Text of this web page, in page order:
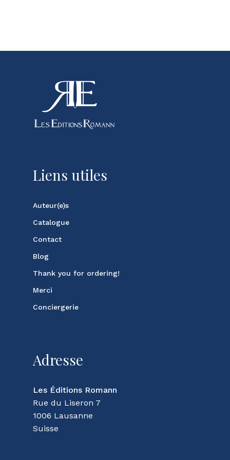
Votre panier est vide.
Liens utiles
Auteur(e)s
Catalogue
Contact
Blog
Thank you for ordering!
Merci
Conciergerie
Adresse
Les Éditions Romann
Rue du Liseron 7
1006 Lausanne
Suisse